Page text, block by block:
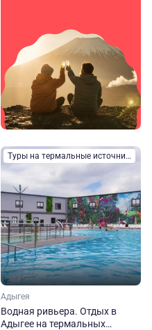
Туры на термальные источники
Адыгея
Водная ривьера. Отдых в
Адыгее на термальных